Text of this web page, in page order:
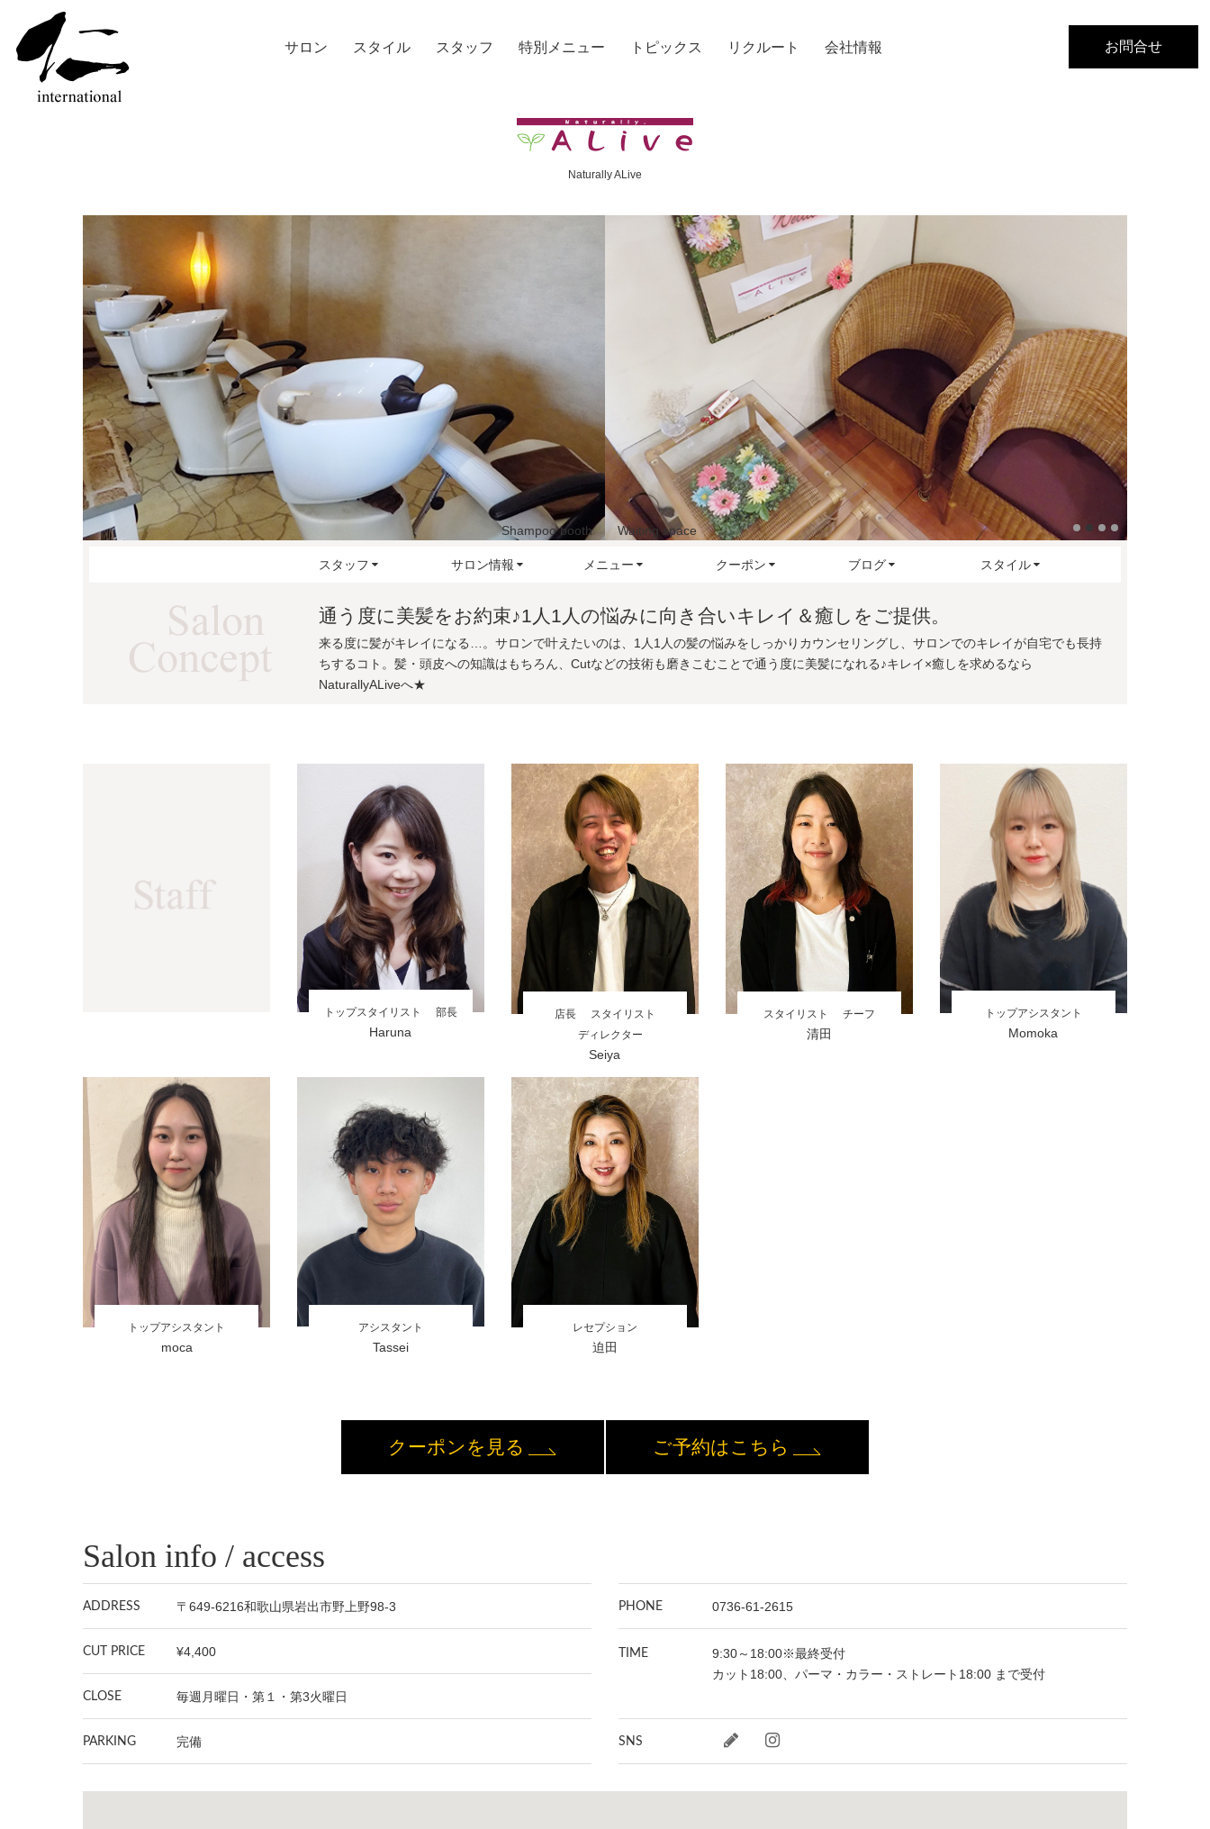
サロン スタイル スタッフ 特別メニュー トピックス リクルート 会社情報 お問合せ
Naturally ALive
Shampoo booth Waiting space
Salon floor Salon outside
スタッフ サロン情報 メニュー クーポン ブログ スタイル
通う度に美髪をお約束♪1人1人の悩みに向き合いキレイ＆癒しをご提供。
来る度に髪がキレイになる…。サロンで叶えたいのは、1人1人の髪の悩みをしっかりカウンセリングし、サロンでのキレイが自宅でも長持
ちするコト。髪・頭皮への知識はもちろん、Cutなどの技術も磨きこむことで通う度に美髪になれる♪キレイ×癒しを求めるなら
NaturallyALiveへ★
トップスタイリスト 部長
Haruna
店長
スタイリスト
ディレクター
Seiya
スタイリスト チーフ
清田
トップアシスタント
Momoka
トップアシスタント
moca
アシスタント
Tassei
レセプション
迫田
クーポンを見る ご予約はこちら
Salon info / access
ADDRESS 〒649-6216和歌山県岩出市野上野98-3 PHONE 0736-61-2615
CUT PRICE ¥4,400 TIME
9:30～18:00※最終受付
カット18:00、パーマ・カラー・ストレート18:00 まで受付
CLOSE 毎週月曜日・第１・第3火曜日
PARKING 完備 SNS